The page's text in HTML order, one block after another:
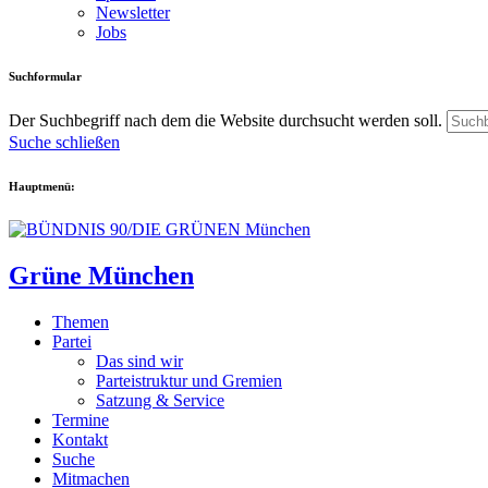
Newsletter
Jobs
Suchformular
Der Suchbegriff nach dem die Website durchsucht werden soll.
Suche schließen
Hauptmenü:
Grüne München
Themen
Partei
Das sind wir
Parteistruktur und Gremien
Satzung & Service
Termine
Kontakt
Suche
Mitmachen